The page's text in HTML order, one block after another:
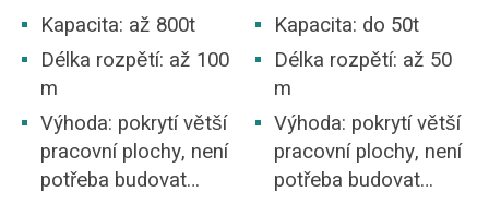
Kapacita: až 800t
Délka rozpětí: až 100
m
Výhoda: pokrytí větší
pracovní plochy, není
potřeba budovat
Kapacita: do 50t
Délka rozpětí: až 50
m
Výhoda: pokrytí větší
pracovní plochy, není
potřeba budovat